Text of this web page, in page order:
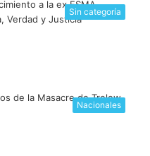
Sin categoría
Nacionales